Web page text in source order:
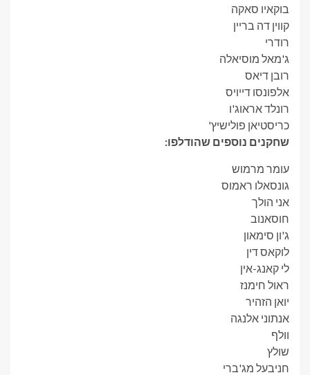
בוקאיו סאקה
קווין דה בריין
רודרי
ג'מאל מוסיאלה
רובן דיאס
אלפונסו דייויס
רונלד אראוג'ו
כריסטיאן פולישיץ'
שחקנים נוספים שהודלפו:
עומר מרמוש
גונסאלו ראמוס
אני הולך
חוסאנוב
ג'ון סימאון
לוקאס דין
לי קאנג-אין
ראול חימנז
יואן הזהיר
אנתוני אלנגה
וולף
שולץ
חניבעל מג'ברי